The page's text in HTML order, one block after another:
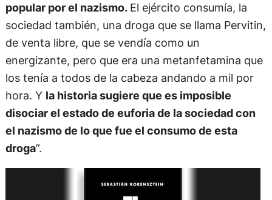
popular por el nazismo. El ejército consumía, la
sociedad también, una droga que se llama Pervitin,
de venta libre, que se vendía como un
energizante, pero que era una metanfetamina que
los tenía a todos de la cabeza andando a mil por
hora. Y la historia sugiere que es imposible
disociar el estado de euforia de la sociedad con
el nazismo de lo que fue el consumo de esta
droga”.